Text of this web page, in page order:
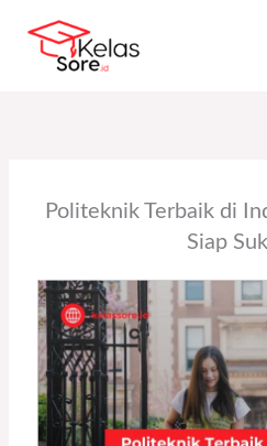
content
Politeknik Terbaik di
Siap